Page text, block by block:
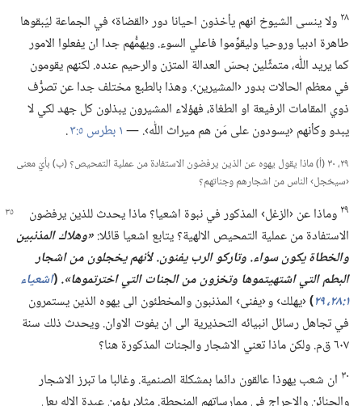
٢٨ ولا ينسى الشيوخ انهم يأخذون احيانا دور ‹القضاة› في الجماعة ليُبقوها
طاهرة ادبيا وروحيا وليقوِّموا فاعلي السوء.‏ ويهمُّهم جدا ان يفعلوا الامور
كما يريد اللّٰه،‏ متمثِّلين بحسّ العدالة المتزن والرحيم عنده.‏ لكنهم يقومون
في معظم الحالات بدور ‹المشيرين›.‏ وهذا بالطبع مختلف جدا عن تصرُّف
ذوي المقامات الرفيعة او الطغاة،‏ فهؤلاء المشيرون يبذلون كل جهد لكي لا
يبدو وكأنهم ‹يسودون على مَن هم ميراث اللّٰه›.‏ —‏١ بطرس ٥:‏٣ .‏
٢٩،‏ ٣٠ (‏أ)‏ ماذا يقول يهوه عن الذين يرفضون الاستفادة من عملية التمحيص؟‏ (‏ب)‏ بأيّ معنى
‹سيخجل› الناس من اشجارهم وجناتهم؟‏
٢٩ وماذا عن ‹الزغل› المذكور في نبوة اشعيا؟‏ ماذا يحدث للذينيرفضون
الاستفادة من عملية التمحيص الالهية؟‏ يتابع اشعيا قائلا:‏‏«وهلاك المذنبين
والخطاة يكون سواء.‏ وتاركو الرب يفنون.‏لأنهم يخجلون من اشجار
البطم التي اشتهيتموها وتخزون من الجنات التي اخترتموها».‏(‏اشعياء
١:‏​٢٨،‏
٢٩‏)‏‹يهلك› و ‹يفنى› المذنبون والمخطئون الى يهوه الذين يستمرون
في تجاهل رسائل انبيائه التحذيرية الى ان يفوت الاوان.‏ ويحدث ذلك سنة
٦٠٧ ق‌م.‏ ولكن ماذا تعني الاشجار والجنات المذكورة هنا؟‏
٣٠ ان شعب يهوذا عالقون دائما بمشكلة الصنمية.‏ وغالبا ما تبرز الاشجار